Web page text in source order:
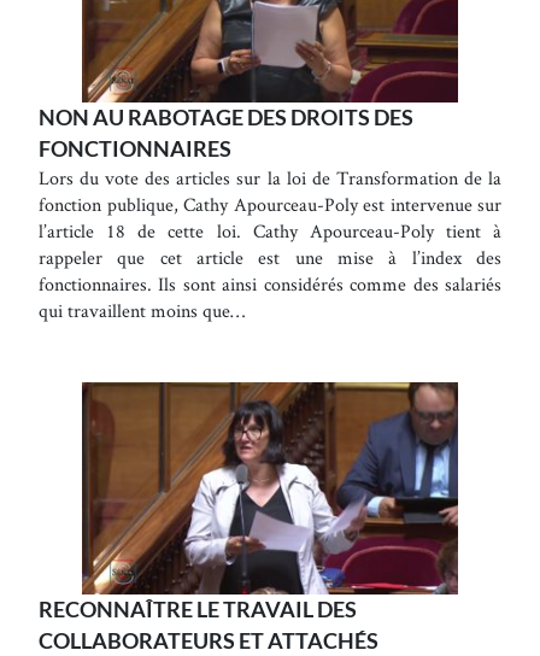
NON AU RABOTAGE DES DROITS DES
FONCTIONNAIRES
Lors du vote des articles sur la loi de Transformation de la
fonction publique, Cathy Apourceau-Poly est intervenue sur
l’article 18 de cette loi. Cathy Apourceau-Poly tient à
rappeler que cet article est une mise à l’index des
fonctionnaires. Ils sont ainsi considérés comme des salariés
qui travaillent moins que…
RECONNAÎTRE LE TRAVAIL DES
COLLABORATEURS ET ATTACHÉS